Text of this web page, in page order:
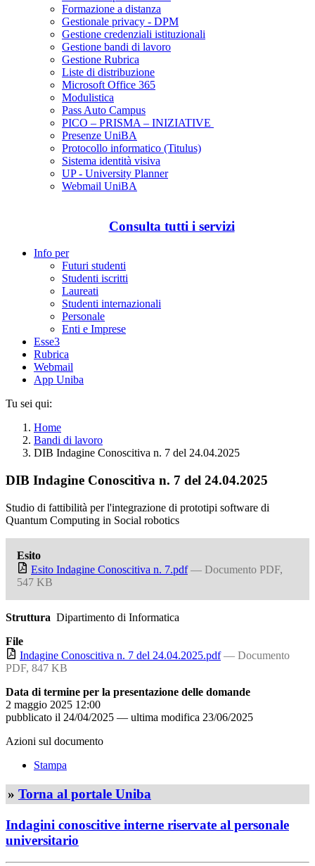
Formazione a distanza
Gestionale privacy - DPM
Gestione credenziali istituzionali
Gestione bandi di lavoro
Gestione Rubrica
Liste di distribuzione
Microsoft Office 365
Modulistica
Pass Auto Campus
PICO – PRISMA – INIZIATIVE
Presenze UniBA
Protocollo informatico (Titulus)
Sistema identità visiva
UP - University Planner
Webmail UniBA
Consulta tutti i servizi
Info per
Futuri studenti
Studenti iscritti
Laureati
Studenti internazionali
Personale
Enti e Imprese
Esse3
Rubrica
Webmail
App Uniba
Tu sei qui:
Home
Bandi di lavoro
DIB Indagine Conoscitiva n. 7 del 24.04.2025
DIB Indagine Conoscitiva n. 7 del 24.04.2025
Studio di fattibilità per l'integrazione di prototipi software di
Quantum Computing in Social robotics
Esito
Esito Indagine Conoscitiva n. 7.pdf — Documento PDF,
547 KB
Struttura Dipartimento di Informatica
File
Indagine Conoscitiva n. 7 del 24.04.2025.pdf — Documento
PDF, 847 KB
Data di termine per la presentazione delle domande
2 maggio 2025 12:00
pubblicato il 24/04/2025 — ultima modifica 23/06/2025
Azioni sul documento
Stampa
» Torna al portale Uniba
Indagini conoscitive interne riservate al personale
universitario